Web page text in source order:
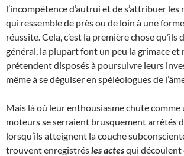
l’incompétence d’autrui et de s’attribuer
qui ressemble de près ou de loin à une
réussite. Cela, c’est la première chose qu’ils
général, la plupart font un peu la grimace et
prétendent disposés à poursuivre leurs
même à se déguiser en spéléologues de
Mais là où leur enthousiasme chute
moteurs se serraient brusquement arrêtés
lorsqu’ils atteignent la couche
trouvent enregistrésles actesqui découlent